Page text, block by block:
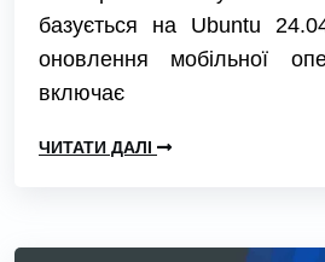
базується на Ubuntu
оновлення мобільної
включає
ЧИТАТИ ДАЛІ